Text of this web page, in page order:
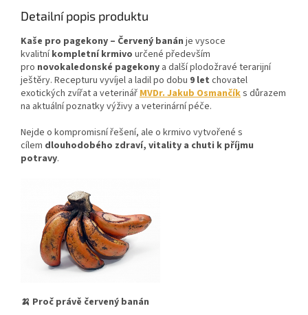
Detailní popis produktu
Kaše pro pagekony – Červený banán je vysoce
kvalitní kompletní krmivo určené především
pro novokaledonské pagekony a další plodožravé terarijní
ještěry. Recepturu vyvíjel a ladil po dobu 9 let chovatel
exotických zvířat a veterinář MVDr. Jakub Osmančíks důrazem
na aktuální poznatky výživy a veterinární péče.
Nejde o kompromisní řešení, ale o krmivo vytvořené s
cílem dlouhodobého zdraví, vitality a chuti k příjmu
potravy.
🍌 Proč právě červený banán